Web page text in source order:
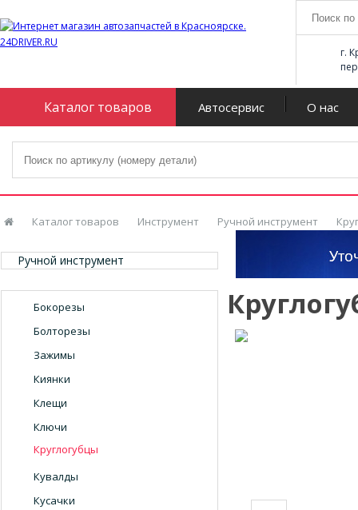
г.
Каталог товаров Автосервис О нас
Каталог товаров Инструмент Ручной инструмент
Ручной инструмент
Бокорезы
Болторезы
Зажимы
Киянки
Клещи
Ключи
Круглогубцы
Кувалды
Кусачки